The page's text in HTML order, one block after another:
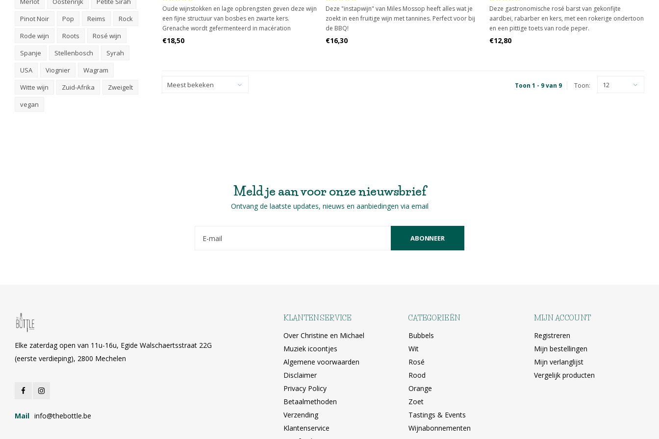
Pinot Noir
Pop Reims
Rock
Rode wijn
Roots
Rosé wijn
Spanje
Stellenbosch
Syrah
USA
Viognier
Wagram
Witte wijn
Zuid-Afrika
Zweigelt
vegan
Oude wijnstokken en lage opbrengsten geven deze wijn
een fijne structuur van bosbes en zwarte kers.
Grenache wordt gefermenteerd in macération
carbonique wat een aromatische lift geeft. Soepel en
€18,50
Deze "instapwijn" van Miles Mossop heeft alles wat je
zoekt in een fruitige wijn met tannines. Perfect voor bij
de BBQ!
€16,30
Deze gastronomische rosé barst van gekonfijte
aardbei, rabarber en kers, met een rokerige ondertoon
en een pittige toets van rode peper.
€12,80
Meest bekeken Toon 1 - 9 van 9 Toon: 12
Meld je aan voor onze nieuwsbrief
Ontvang de laatste updates, nieuws en aanbiedingen via email
ABONNEER
Elke zaterdag open van 11u-16u, Egide Walschaertsstraat 22G
(eerste verdieping), 2800 Mechelen
Mail info@thebottle.be
KLANTENSERVICE
Over Christine en Michael
Muziek icoontjes
Algemene voorwaarden
Disclaimer
Privacy Policy
Betaalmethoden
Verzending
Klantenservice
CATEGORIEËN
Bubbels
Wit
Rosé
Rood
Orange
Zoet
Tastings & Events
Wijnabonnementen
MIJN ACCOUNT
Registreren
Mijn bestellingen
Mijn verlanglijst
Vergelijk producten